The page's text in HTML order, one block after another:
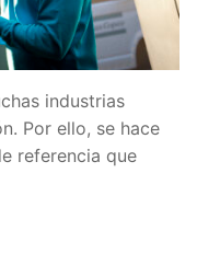
industrias
Por ello, se hace
referencia que